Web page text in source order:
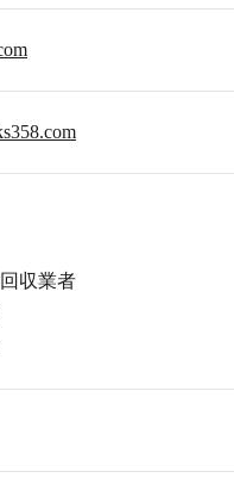
収業者